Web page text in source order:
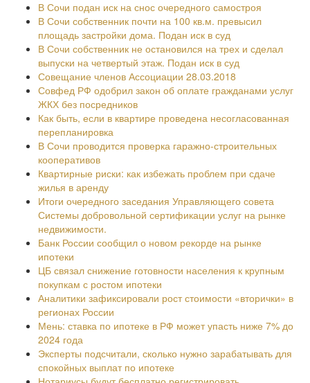
В Сочи подан иск на снос очередного самостроя
В Сочи собственник почти на 100 кв.м. превысил
площадь застройки дома. Подан иск в суд
В Сочи собственник не остановился на трех и сделал
выпуски на четвертый этаж. Подан иск в суд
Совещание членов Ассоциации 28.03.2018
Совфед РФ одобрил закон об оплате гражданами услуг
ЖКХ без посредников
Как быть, если в квартире проведена несогласованная
перепланировка
В Сочи проводится проверка гаражно-строительных
кооперативов
Квартирные риски: как избежать проблем при сдаче
жилья в аренду
Итоги очередного заседания Управляющего совета
Системы добровольной сертификации услуг на рынке
недвижимости.
Банк России сообщил о новом рекорде на рынке
ипотеки
ЦБ связал снижение готовности населения к крупным
покупкам с ростом ипотеки
Аналитики зафиксировали рост стоимости «вторички» в
регионах России
Мень: ставка по ипотеке в РФ может упасть ниже 7% до
2024 года
Эксперты подсчитали, сколько нужно зарабатывать для
спокойных выплат по ипотеке